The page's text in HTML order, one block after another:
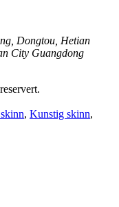
Dongtou, Hetian
City Guangdong
, Kunstig skinn,